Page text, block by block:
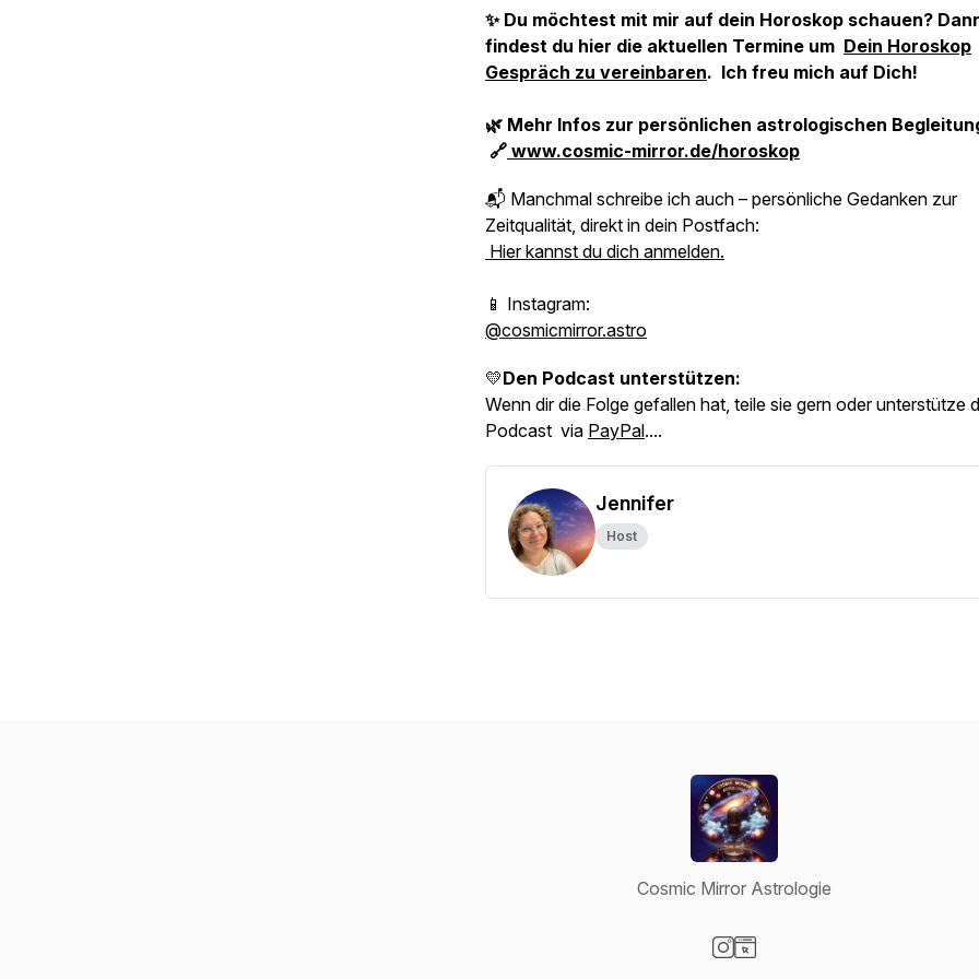
✨ Du möchtest mit mir auf dein Horoskop schauen?
findest du hier die aktuellen Termine um Dein Horoskop
Gespräch zu vereinbaren. Ich freu mich auf Dich!
🌿 Mehr Infos zur persönlichen astrologischen
🔗 www.cosmic-mirror.de/horoskop
📬 Manchmal schreibe ich auch – persönliche Gedanken zur
Zeitqualität, direkt in dein Postfach:
Hier kannst du dich anmelden.
📱 Instagram:
@cosmicmirror.astro
💛Den Podcast unterstützen:
Wenn dir die Folge gefallen hat, teile sie gern oder unterstütze
Podcast via PayPal....
Jennifer
Host
Cosmic Mirror Astrologie